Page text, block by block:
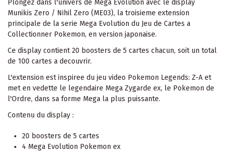
Plongez dans l'univers de Mega Evolution avec le display
Munikis Zero / Nihil Zero (ME03), la troisieme extension
principale de la serie Mega Evolution du Jeu de Cartes a
Collectionner Pokemon, en version japonaise.
Ce display contient 20 boosters de 5 cartes chacun, soit un total
de 100 cartes a decouvrir.
L'extension est inspiree du jeu video Pokemon Legends: Z-A et
met en vedette le legendaire Mega Zygarde ex, le Pokemon de
l'Ordre, dans sa forme Mega la plus puissante.
Contenu du display :
20 boosters de 5 cartes
4 Mega Evolution Pokemon ex